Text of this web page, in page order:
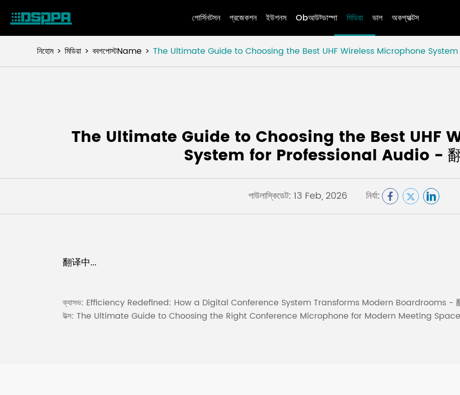
পোর্সিনটসন প্রজেকশন ইউশনস Obআউট্ডাস্পা মিডিয়া ভাল অকপ্যাক্টস
নিহোম মিডিয়া ববগপোস্টName The Ultimate Guide to Choosing the Best UHF Wireless Microphone
The Ultimate Guide to Choosing the Best UHF
System for Professional Audio -
পাউলাস্কিডেট: 13 Feb, 2026 নির্যা:
翻译中...
ক্যাসভ: Efficiency Redefined: How a Digital Conference System Transforms Modern Boardrooms -
উত্স: The Ultimate Guide to Choosing the Right Conference Microphone for Modern Meeting